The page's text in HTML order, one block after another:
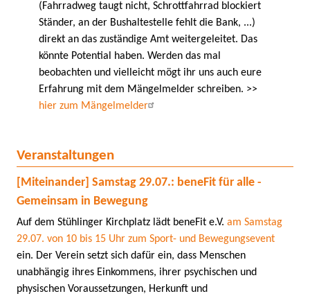
(Fahrradweg taugt nicht, Schrottfahrrad blockiert
Ständer, an der Bushaltestelle fehlt die Bank, ...)
direkt an das zuständige Amt weitergeleitet. Das
könnte Potential haben. Werden das mal
beobachten und vielleicht mögt ihr uns auch eure
Erfahrung mit dem Mängelmelder schreiben. >>
hier zum Mängelmelder
Veranstaltungen
[Miteinander] Samstag 29.07.: beneFit für alle -
Gemeinsam in Bewegung
Auf dem Stühlinger Kirchplatz lädt beneFit e.V. am Samstag
29.07. von 10 bis 15 Uhr zum Sport- und Bewegungsevent
ein. Der Verein setzt sich dafür ein, dass Menschen
unabhängig ihres Einkommens, ihrer psychischen und
physischen Voraussetzungen, Herkunft und